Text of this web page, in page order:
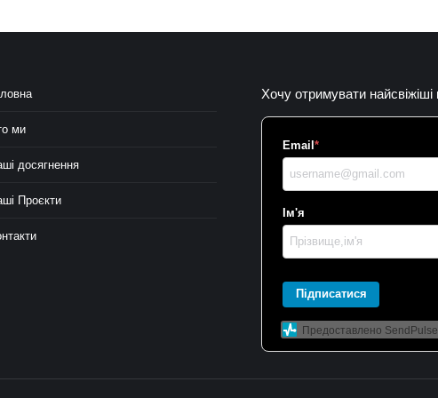
ми
досягнення
Проєкти
Хочу отримувати найсвіжіші
Email*
Ім'я
Підписатися
Предоставлено SendPulse